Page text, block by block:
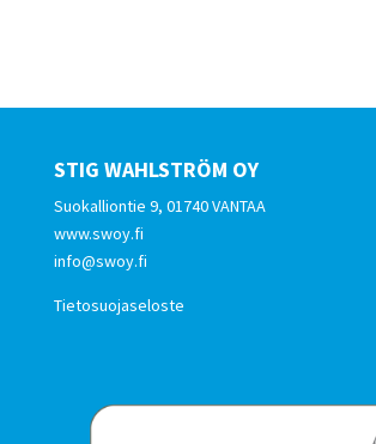
STIG WAHLSTRÖM OY
Suokalliontie 9, 01740 VANTAA
www.swoy.fi
info@swoy.fi
Tietosuojaseloste